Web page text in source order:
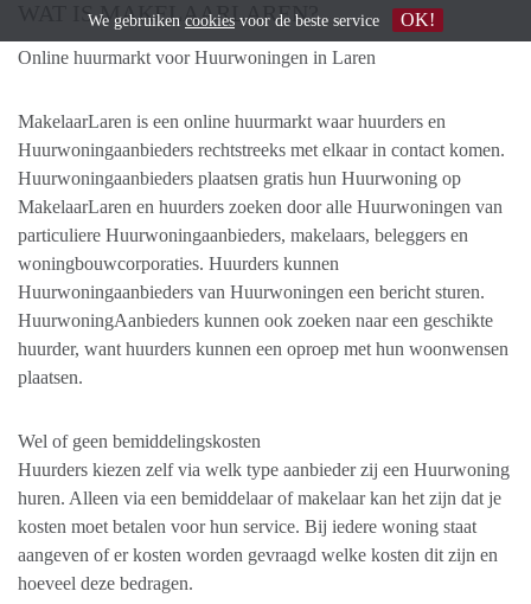
WAT IS MAKELAARLAREN?
Online huurmarkt voor Huurwoningen in Laren
​MakelaarLaren is een online huurmarkt waar huurders en
Huurwoningaanbieders rechtstreeks met elkaar in contact komen. ​
Huurwoningaanbieders plaatsen gratis hun ​Huurwoning op
MakelaarLaren en huurders zoeken door alle Huurwoningen van
particuliere ​Huurwoningaanbieders, makelaars, beleggers en
woningbouwcorporaties. Huurders kunnen
Huurwoningaanbieders van Huurwoningen een bericht sturen.
HuurwoningAanbieders kunnen ook zoeken naar een geschikte
huurder, want huurders kunnen een oproep met hun woonwensen
plaatsen.
Wel of geen bemiddelingskosten
Huurders kiezen zelf via welk type aanbieder zij een Huurwoning
huren. Alleen via een bemiddelaar of makelaar kan het zijn dat je
kosten moet betalen voor hun service. Bij iedere woning staat
aangeven of er kosten worden gevraagd welke kosten dit zijn en
hoeveel deze bedragen.
We gebruiken cookies voor de beste service OK!